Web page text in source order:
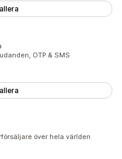
OTP & SMS
över hela världen